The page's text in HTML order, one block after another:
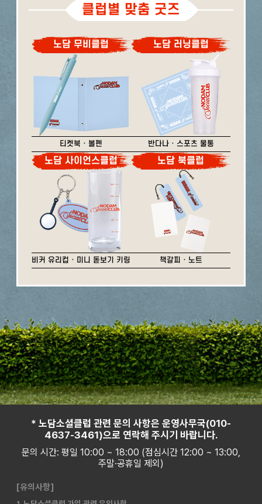
클럽별 맞춤 굿즈
노담 무비클럽
티켓북 · 볼펜
노담 러닝클럽
반다나 · 스포츠 물통
노담 사이언스클럽
비커 유리컵 · 미니 돋보기 키링
노담 북클럽
책갈피 · 노트
* 노담소셜클럽 관련 문의 사항은 운영사무국(010-
4637-3461)으로 연락해 주시기 바랍니다.
문의 시간: 평일 10:00 ~ 18:00 (점심시간 12:00 ~ 13:00,
주말·공휴일 제외)
[유의사항]